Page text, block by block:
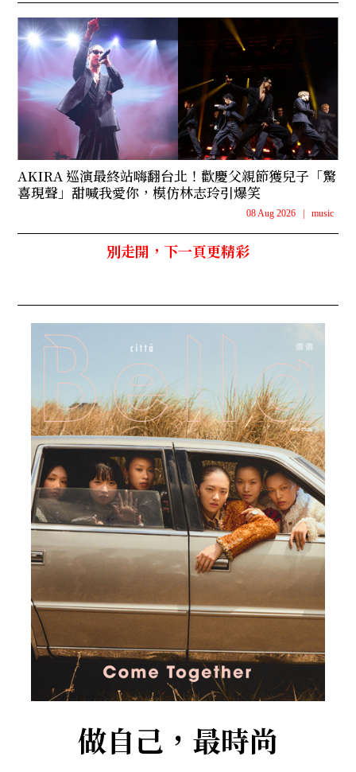
AKIRA 巡演最終站嗨翻台北！歡慶父親節獲兒子「驚
喜現聲」甜喊我愛你，模仿林志玲引爆笑
08 Aug 2026 music
別走開，下一頁更精彩
做自己，最時尚